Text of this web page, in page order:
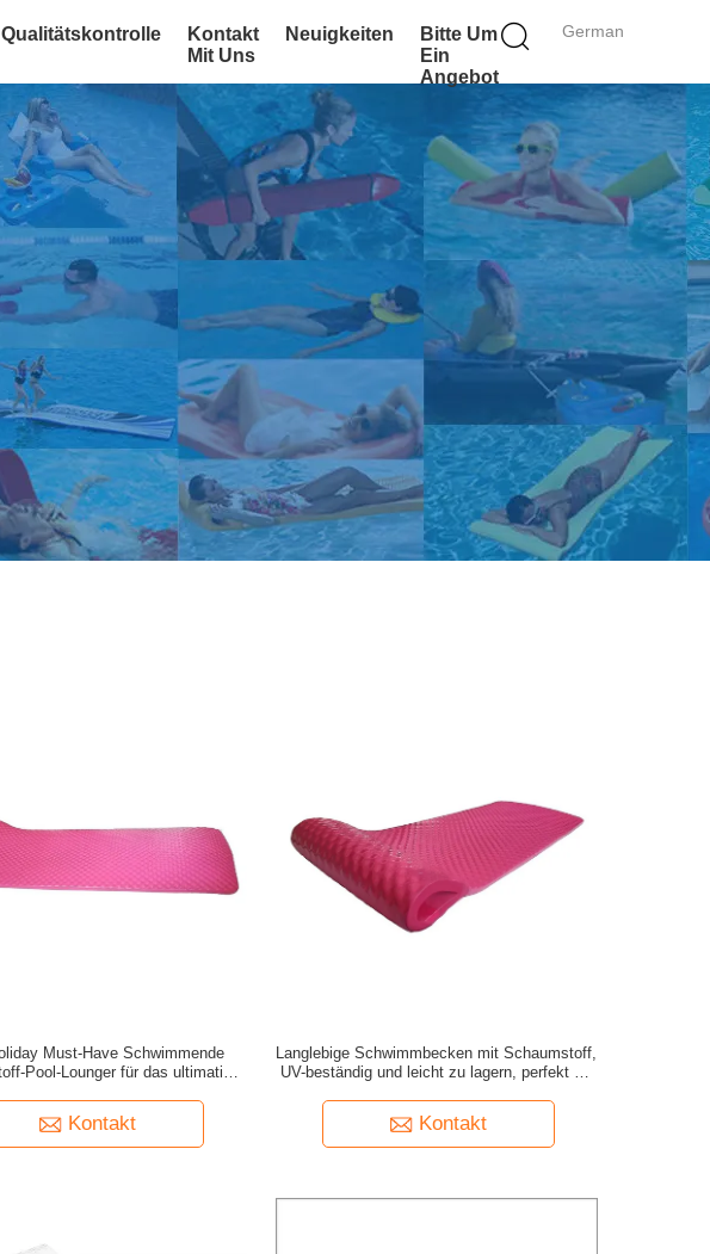
German
Qualitätskontrolle
Kontakt
Mit Uns
Neuigkeiten
Bitte Um
Ein
Angebot
Must-Have Schwimmende
Pool-Lounger für das ultimative
Kontakt
Langlebige Schwimmbecken mit Schaumstoff,
UV-beständig und leicht zu lagern, perfekt für
Kontakt